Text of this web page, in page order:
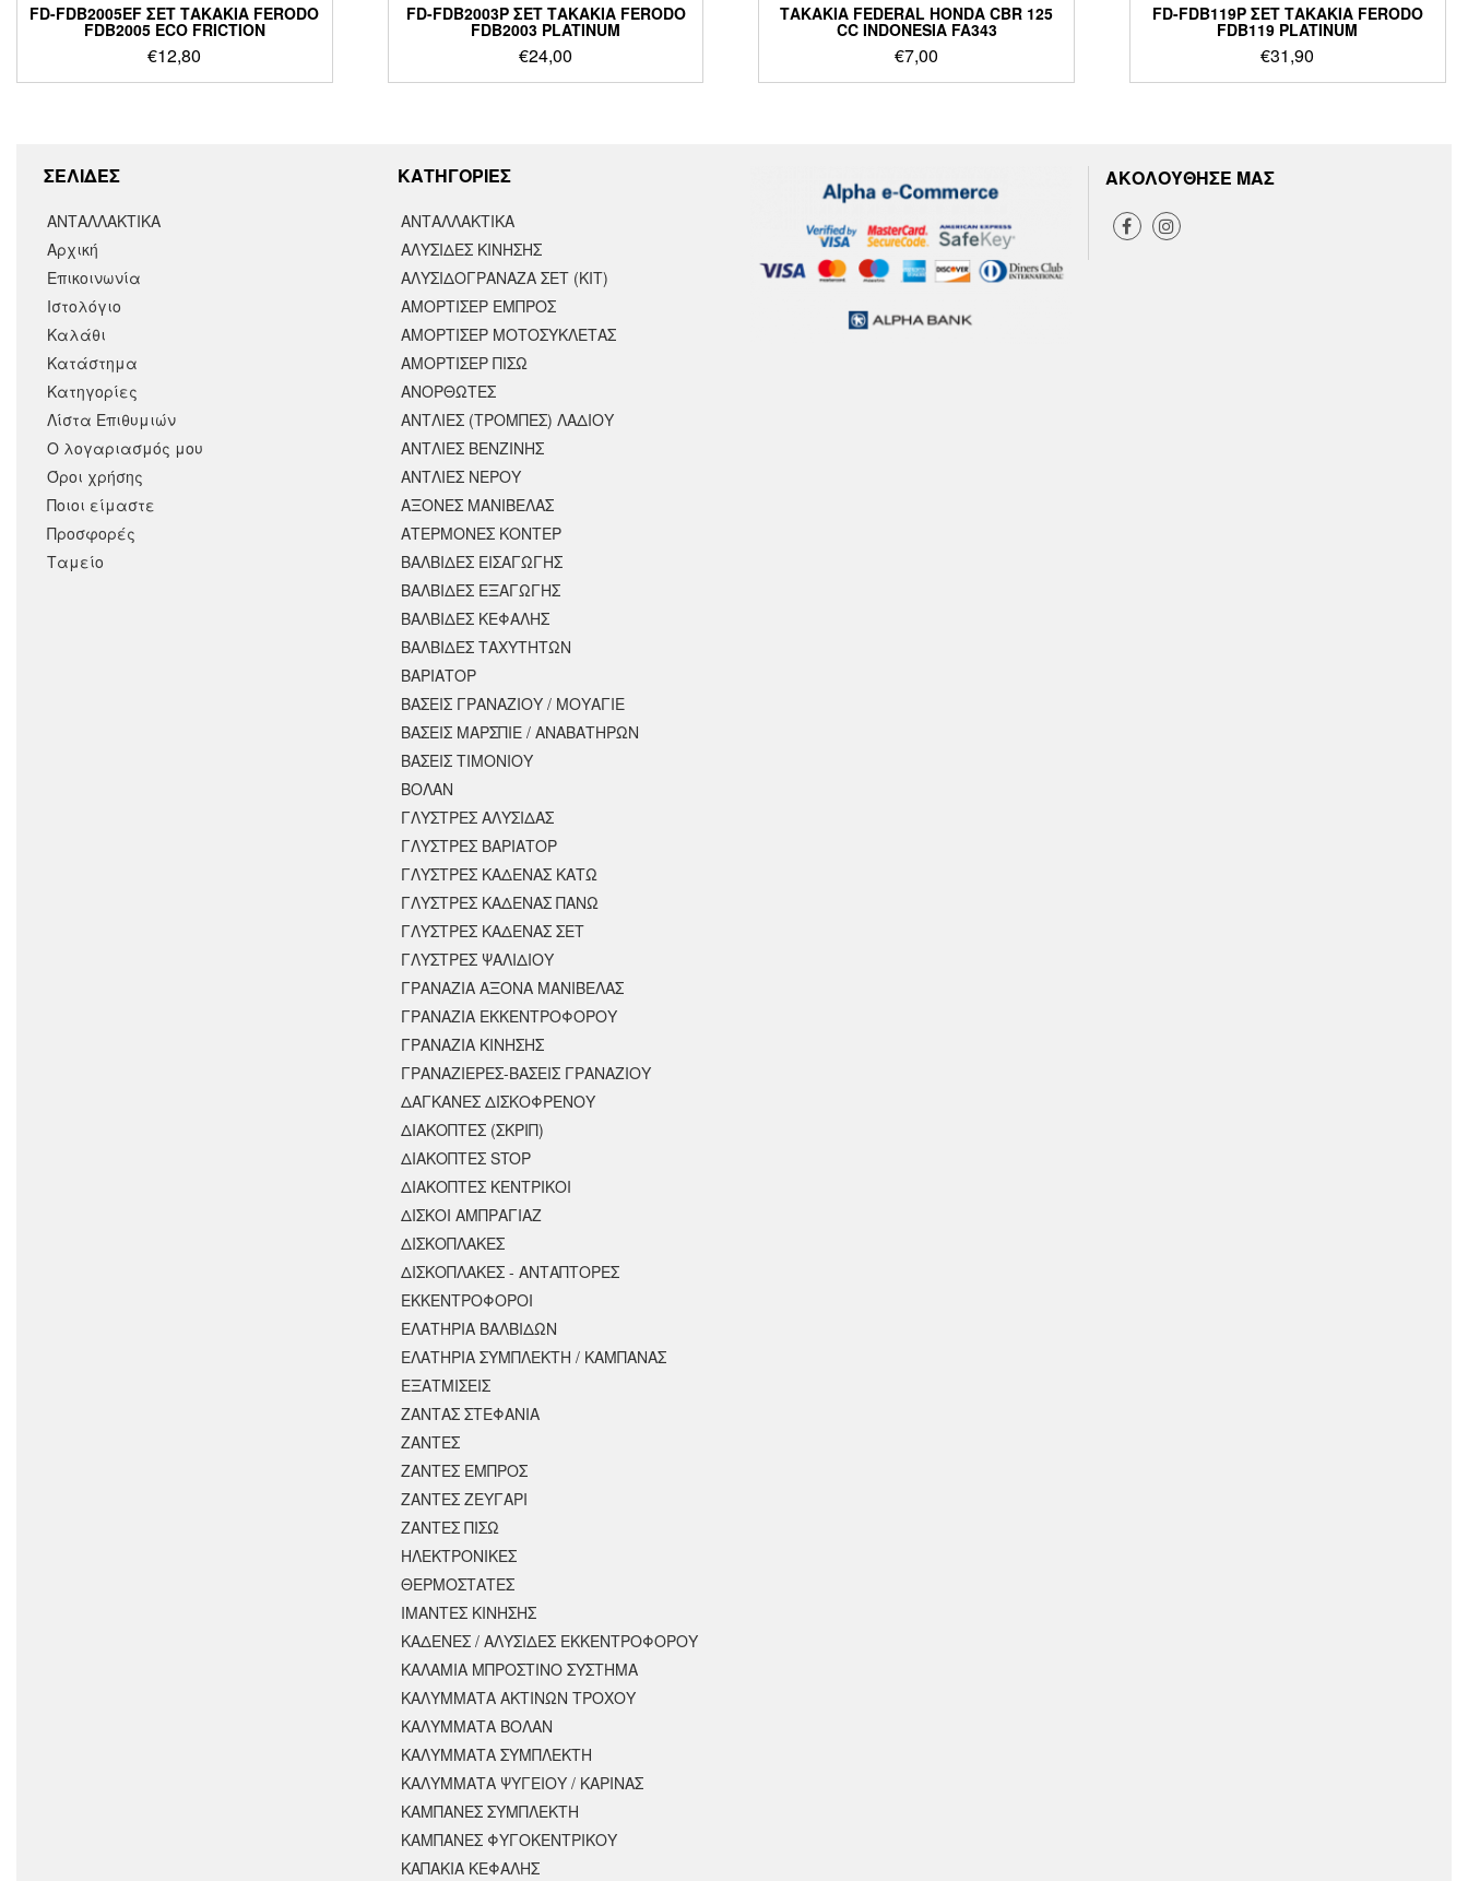
FD-FDB2005EF ΣΕΤ ΤΑΚΑΚΙΑ FERODO
FDB2005 ECO FRICTION
€12,80
FD-FDB2003P ΣΕΤ ΤΑΚΑΚΙΑ FERODO
FDB2003 PLATINUM
€24,00
ΤΑΚΑΚΙΑ FEDERAL HONDA CBR 125
CC INDONESIA FA343
€7,00
FD-FDB119P ΣΕΤ ΤΑΚΑΚΙΑ FERODO
FDB119 PLATINUM
€31,90
ΣΕΛΙΔΕΣ
ΑΝΤΑΛΛΑΚΤΙΚΑ
Αρχική
Επικοινωνία
Ιστολόγιο
Καλάθι
Κατάστημα
Κατηγορίες
Λίστα Επιθυμιών
Ο λογαριασμός μου
Όροι χρήσης
Ποιοι είμαστε
Προσφορές
Ταμείο
KΑΤΗΓΟΡΙΕΣ
ΑΝΤΑΛΛΑΚΤΙΚΆ
ΑΛΥΣΙΔΕΣ ΚΙΝΗΣΗΣ
ΑΛΥΣΙΔΟΓΡΑΝΑΖΑ ΣΕΤ (ΚΙΤ)
ΑΜΟΡΤΙΣΕΡ ΕΜΠΡΟΣ
ΑΜΟΡΤΙΣΈΡ ΜΟΤΟΣΥΚΛΈΤΑΣ
ΑΜΟΡΤΙΣΕΡ ΠΙΣΩ
ΑΝΟΡΘΩΤΕΣ
ΑΝΤΛΙΕΣ (ΤΡΟΜΠΕΣ) ΛΑΔΙΟΥ
ΑΝΤΛΙΕΣ ΒΕΝΖΙΝΗΣ
ΑΝΤΛΙΕΣ ΝΕΡΟΥ
ΑΞΟΝΕΣ ΜΑΝΙΒΕΛΑΣ
ΑΤΕΡΜΟΝΕΣ ΚΟΝΤΕΡ
ΒΑΛΒΙΔΕΣ ΕΙΣΑΓΩΓΗΣ
ΒΑΛΒΙΔΕΣ ΕΞΑΓΩΓΗΣ
ΒΑΛΒΙΔΕΣ ΚΕΦΑΛΗΣ
ΒΑΛΒΙΔΕΣ ΤΑΧΥΤΗΤΩΝ
ΒΑΡΙΑΤΟΡ
ΒΑΣΕΙΣ ΓΡΑΝΑΖΙΟΥ / ΜΟΥΑΓΙΕ
ΒΑΣΕΙΣ ΜΑΡΣΠΙΕ / ΑΝΑΒΑΤΗΡΩΝ
ΒΑΣΕΙΣ ΤΙΜΟΝΙΟΥ
ΒΟΛΑΝ
ΓΛΥΣΤΡΕΣ ΑΛΥΣΙΔΑΣ
ΓΛΥΣΤΡΕΣ ΒΑΡΙΑΤΟΡ
ΓΛΥΣΤΡΕΣ ΚΑΔΕΝΑΣ ΚΑΤΩ
ΓΛΥΣΤΡΕΣ ΚΑΔΕΝΑΣ ΠΑΝΩ
ΓΛΥΣΤΡΕΣ ΚΑΔΕΝΑΣ ΣΕΤ
ΓΛΥΣΤΡΕΣ ΨΑΛΙΔΙΟΥ
ΓΡΑΝΑΖΙΑ ΑΞΟΝΑ ΜΑΝΙΒΕΛΑΣ
ΓΡΑΝΑΖΙΑ ΕΚΚΕΝΤΡΟΦΟΡΟΥ
ΓΡΑΝΑΖΙΑ ΚΙΝΗΣΗΣ
ΓΡΑΝΑΖΙΕΡΕΣ-ΒΑΣΕΙΣ ΓΡΑΝΑΖΙΟΥ
ΔΑΓΚΑΝΕΣ ΔΙΣΚΟΦΡΕΝΟΥ
ΔΙΑΚΟΠΤΕΣ (ΣΚΡΙΠ)
ΔΙΑΚΟΠΤΕΣ STOP
ΔΙΑΚΟΠΤΕΣ ΚΕΝΤΡΙΚΟΙ
ΔΙΣΚΟΙ ΑΜΠΡΑΓΙΑΖ
ΔΙΣΚΟΠΛΑΚΕΣ
ΔΙΣΚΟΠΛΑΚΕΣ - ΑΝΤΑΠΤΟΡΕΣ
ΕΚΚΕΝΤΡΟΦΟΡΟΙ
ΕΛΑΤΗΡΙΑ ΒΑΛΒΙΔΩΝ
ΕΛΑΤΗΡΙΑ ΣΥΜΠΛΕΚΤΗ / ΚΑΜΠΑΝΑΣ
ΕΞΑΤΜΙΣΕΙΣ
ΖΑΝΤΑΣ ΣΤΕΦΑΝΙΑ
ΖΑΝΤΕΣ
ΖΑΝΤΕΣ ΕΜΠΡΟΣ
ΖΑΝΤΕΣ ΖΕΥΓΑΡΙ
ΖΑΝΤΕΣ ΠΙΣΩ
ΗΛΕΚΤΡΟΝΙΚΕΣ
ΘΕΡΜΟΣΤΑΤΕΣ
ΙΜΑΝΤΕΣ ΚΙΝΗΣΗΣ
ΚΑΔΕΝΕΣ / ΑΛΥΣΙΔΕΣ ΕΚΚΕΝΤΡΟΦΟΡΟΥ
ΚΑΛΑΜΙΑ ΜΠΡΟΣΤΙΝΟ ΣΥΣΤΗΜΑ
ΚΑΛΥΜΜΑΤΑ ΑΚΤΙΝΩΝ ΤΡΟΧΟΥ
ΚΑΛΥΜΜΑΤΑ ΒΟΛΑΝ
ΚΑΛΥΜΜΑΤΑ ΣΥΜΠΛΕΚΤΗ
ΚΑΛΥΜΜΑΤΑ ΨΥΓΕΙΟΥ / ΚΑΡΙΝΑΣ
ΚΑΜΠΑΝΕΣ ΣΥΜΠΛΕΚΤΗ
ΚΑΜΠΑΝΕΣ ΦΥΓΟΚΕΝΤΡΙΚΟΥ
ΚΑΠΑΚΙΑ ΚΕΦΑΛΗΣ
ΑΚΟΛΟΥΘΗΣΕ ΜΑΣ